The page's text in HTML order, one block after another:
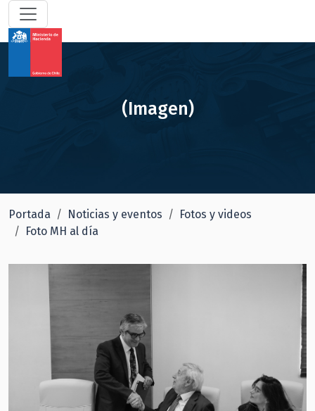
(Imagen)
Portada Noticias y eventos
Fotos y videos
Foto MH al día